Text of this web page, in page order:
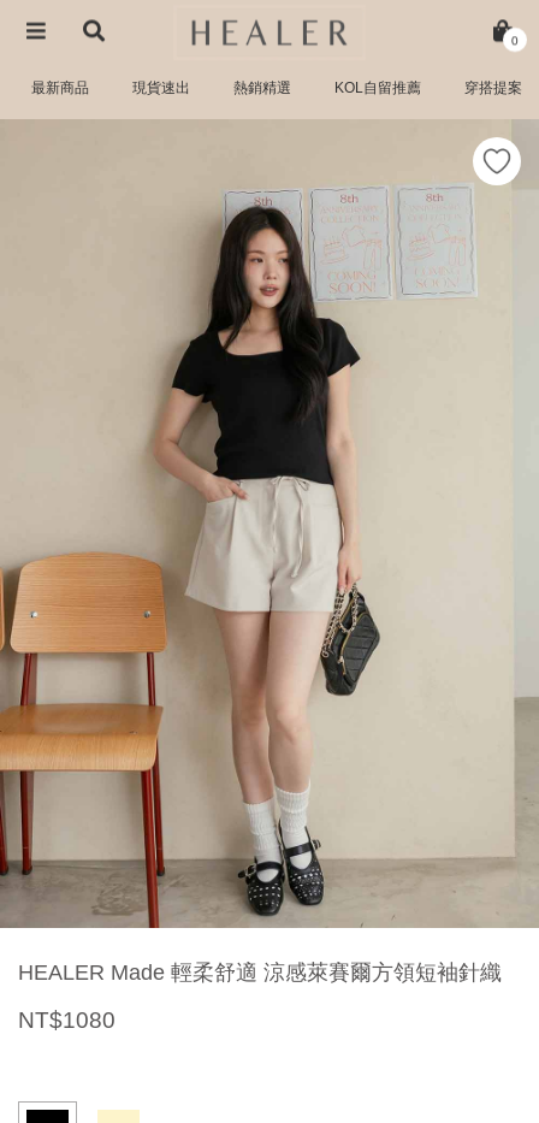
0
最新商品 現貨速出 熱銷精選 KOL自留推薦 穿搭提案
HEALER Made 輕柔舒適 涼感萊賽爾方領短袖針織
NT$1080